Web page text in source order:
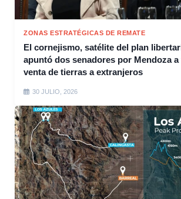
ZONAS ESTRATÉGICAS DE REMATE
El cornejismo, satélite del plan
apuntó dos senadores por Mendoza a
venta de tierras a extranjeros
30 JULIO, 2026